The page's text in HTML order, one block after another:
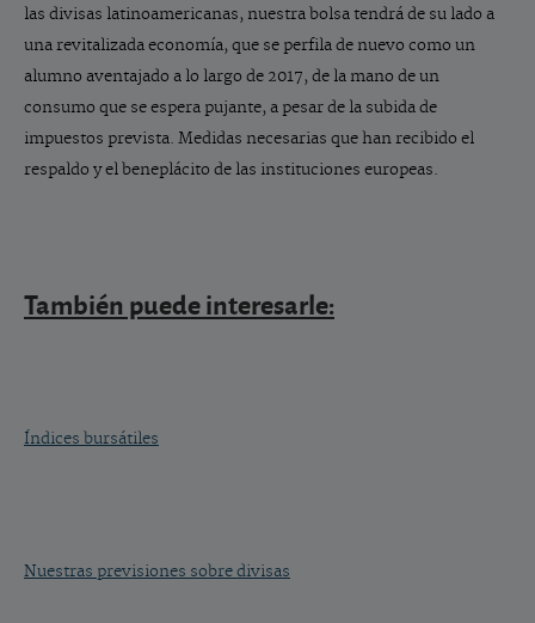
las divisas latinoamericanas, nuestra bolsa tendrá de su lado a
una revitalizada economía, que se perfila de nuevo como un
alumno aventajado a lo largo de 2017, de la mano de un
consumo que se espera pujante, a pesar de la subida de
impuestos prevista. Medidas necesarias que han recibido el
respaldo y el beneplácito de las instituciones europeas.
También puede interesarle:
Índices bursátiles
Nuestras previsiones sobre divisas